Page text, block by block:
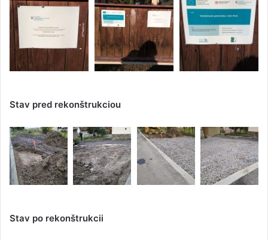
Stav pred rekonštrukciou
Stav po rekonštrukcii